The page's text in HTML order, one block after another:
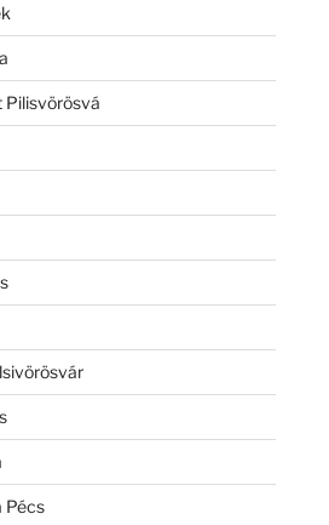
Pilisvörösvá
Pécs